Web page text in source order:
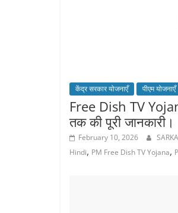
केंद्र सरकार योजनाएँ पीएम योजनाएँ
Free Dish TV
तक की पूरी जानकारी।
February 10, 2026
Hindi, PM Free Dish TV Yojana,